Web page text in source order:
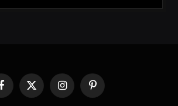
Facebook
X
InstagramPinterest